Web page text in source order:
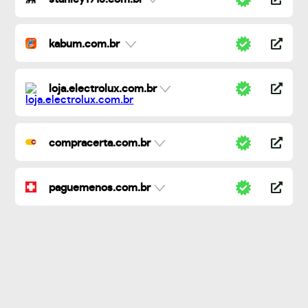
kabum.com.br
loja.electrolux.com.br
compracerta.com.br
paguemenos.com.br